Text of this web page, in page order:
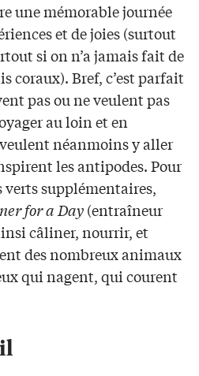
une mémorable journée
et de joies (surtout
si on n’a jamais fait de
coraux). Bref, c’est parfait
pas ou ne veulent pas
au loin et en
néanmoins y aller
les antipodes. Pour
supplémentaires,
for a Day(entraîneur
câliner, nourrir, et
des nombreux animaux
qui nagent, qui courent